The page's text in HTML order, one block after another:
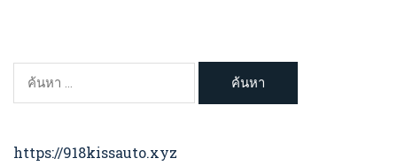
ค้นหา
https://918kissauto.xyz